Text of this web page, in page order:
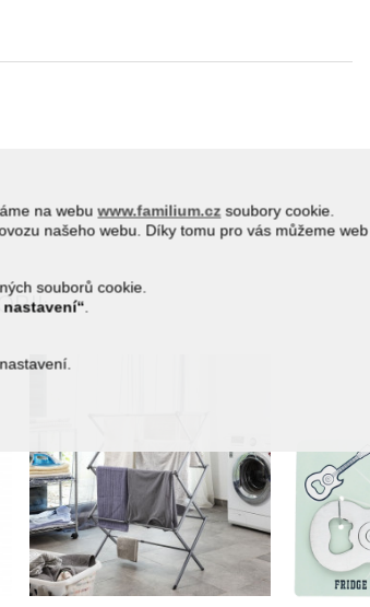
na webuwww.familium.cz soubory cookie.
našeho webu. Díky tomu pro vás můžeme web
souborů cookie.
nastavení“
(1)